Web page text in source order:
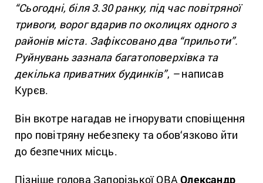
“Сьогодні, біля 3.30 ранку, під час повітряної
тривоги, ворог вдарив по околицях одного з
районів міста. Зафіксовано два “прильоти”.
Руйнувань зазнала багатоповерхівка та
декілька приватних будинків”, –написав
Курєв.
Він вкотре нагадав не ігнорувати сповіщення
про повітряну небезпеку та обов‘язково йти
до безпечних місць.
Пізніше голова Запорізької ОВАОлександр